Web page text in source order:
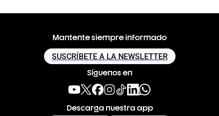
Mantente siempre informado
SUSCRÍBETE A LA NEWSLETTER
Síguenos en
Descarga nuestra app